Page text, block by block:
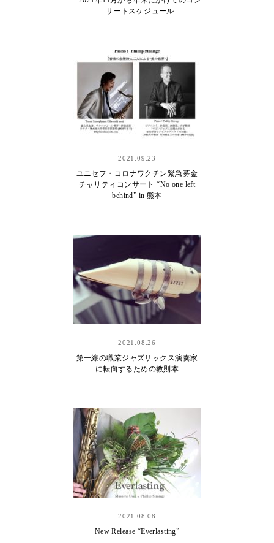
サートスケジュール
2021.09.23
ユニセフ・コロナワクチン緊急募金
チャリティコンサート “No one left
behind” in 熊本
2021.08.26
第一線の職業ジャズサックス演奏家
に転向するための教則本
2021.08.08
New Release “Everlasting”